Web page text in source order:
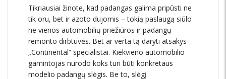
Tikriausiai žinote, kad padangas galima pripūsti ne
tik oru, bet ir azoto dujomis – tokią paslaugą siūlo
ne vienos automobilių priežiūros ir padangų
remonto dirbtuvės. Bet ar verta tą daryti atsakys
„Continental“ specialistai. Kiekvieno automobilio
gamintojas nurodo koks turi būti konkretaus
modelio padangų slėgis. Be to, slėgį